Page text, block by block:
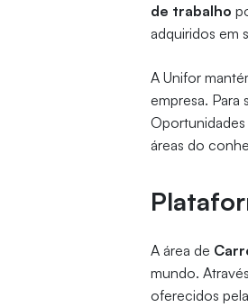
de trabalho
adquiridos em
A Unifor
empresa. Para
Oportunidades
áreas do
A área de
mundo.
oferecidos